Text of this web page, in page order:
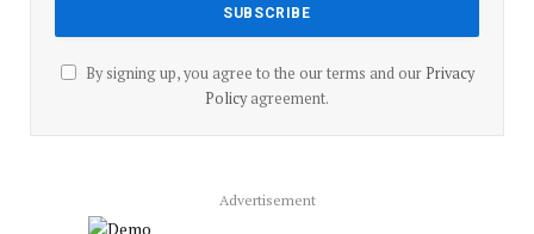
By signing up, you agree to the our terms and our Privacy
Policyagreement.
Advertisement